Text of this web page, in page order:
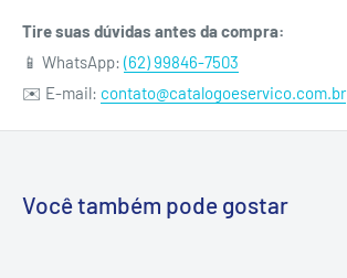
Tire suas dúvidas antes da compra:
📱 WhatsApp: (62) 99846-7503
✉️ E-mail: contato@catalogoeservico.com.br
Você também pode gostar